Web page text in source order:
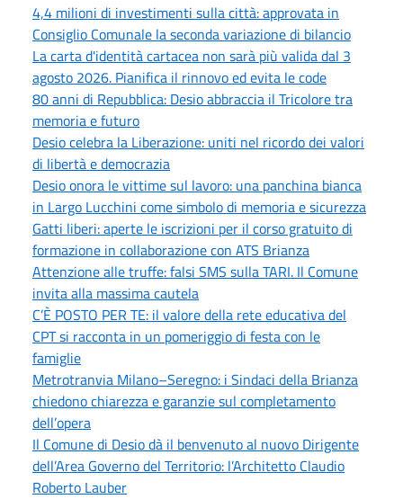
4,4 milioni di investimenti sulla città: approvata in
Consiglio Comunale la seconda variazione di bilancio
La carta d'identità cartacea non sarà più valida dal 3
agosto 2026. Pianifica il rinnovo ed evita le code
80 anni di Repubblica: Desio abbraccia il Tricolore tra
memoria e futuro
Desio celebra la Liberazione: uniti nel ricordo dei valori
di libertà e democrazia
Desio onora le vittime sul lavoro: una panchina bianca
in Largo Lucchini come simbolo di memoria e sicurezza
Gatti liberi: aperte le iscrizioni per il corso gratuito di
formazione in collaborazione con ATS Brianza
Attenzione alle truffe: falsi SMS sulla TARI. Il Comune
invita alla massima cautela
C’È POSTO PER TE: il valore della rete educativa del
CPT si racconta in un pomeriggio di festa con le
famiglie
Metrotranvia Milano–Seregno: i Sindaci della Brianza
chiedono chiarezza e garanzie sul completamento
dell’opera
Il Comune di Desio dà il benvenuto al nuovo Dirigente
dell’Area Governo del Territorio: l’Architetto Claudio
Roberto Lauber